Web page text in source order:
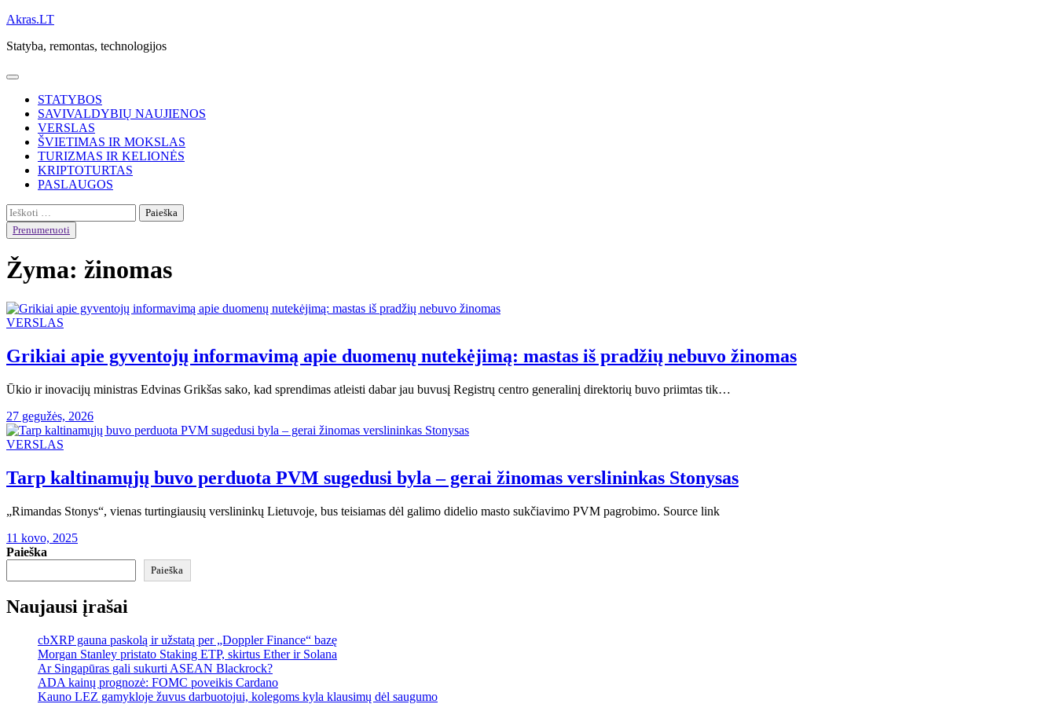
Skip
content
Akras.LT
Statyba, remontas, technologijos
STATYBOS
SAVIVALDYBIŲ NAUJIENOS
VERSLAS
ŠVIETIMAS IR MOKSLAS
TURIZMAS IR KELIONĖS
KRIPTOTURTAS
PASLAUGOS
Ieškoti:
Prenumeruoti
Žyma: žinomas
VERSLAS
Grikiai apie gyventojų informavimą apie duomenų nutekėjimą: mastas iš pradžių nebuvo žinomas
Ūkio ir inovacijų ministras Edvinas Grikšas sako, kad sprendimas atleisti dabar jau buvusį Registrų centro generalinį direktorių buvo priimtas tik…
27 gegužės, 2026
VERSLAS
Tarp kaltinamųjų buvo perduota PVM sugedusi byla – gerai žinomas verslininkas Stonysas
„Rimandas Stonys“, vienas turtingiausių verslininkų Lietuvoje, bus teisiamas dėl galimo didelio masto sukčiavimo PVM pagrobimo. Source link
11 kovo, 2025
Paieška
Paieška
Naujausi įrašai
cbXRP gauna paskolą ir užstatą per „Doppler Finance“ bazę
Morgan Stanley pristato Staking ETP, skirtus Ether ir Solana
Ar Singapūras gali sukurti ASEAN Blackrock?
ADA kainų prognozė: FOMC poveikis Cardano
Kauno LEZ gamykloje žuvus darbuotojui, kolegoms kyla klausimų dėl saugumo